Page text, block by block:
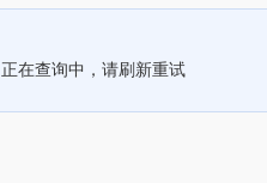
正在查询中，请刷新重试